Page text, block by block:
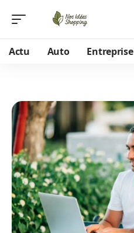
Actu Auto Entreprise